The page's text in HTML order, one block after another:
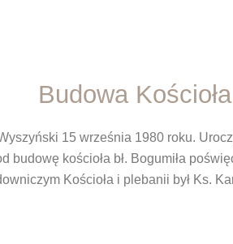
Budowa
15 września 1980 roku.
budowę kościoła bł. Bogumiła
Kościoła i plebanii był Ks.